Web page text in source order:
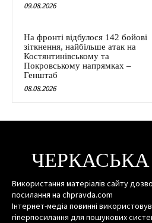
09.08.2026
На фронті відбулося 142 бойові
зіткнення, найбільше атак на
Костянтинівському та
Покровському напрямках –
Генштаб
08.08.2026
Використання матеріалів сайту
посилання на chpravda.com
Інтернет-медіа повинні
гіперпосилання для пошукових